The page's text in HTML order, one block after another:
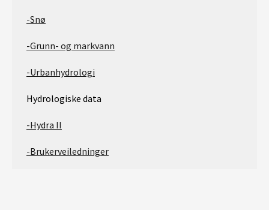
-Snø
-Grunn- og markvann
-Urbanhydrologi
Hydrologiske data
-Hydra II
-Brukerveiledninger